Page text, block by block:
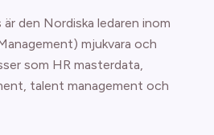
den Nordiska ledaren inom
mjukvara och
som HR masterdata,
talent management och